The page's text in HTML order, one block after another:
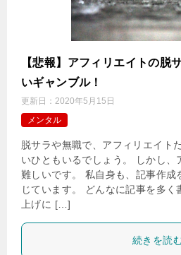
【悲報】アフィリエイトの脱
いギャンブル！
更新日： 2020年5月15日
メンタル
脱サラや無職で、アフィリエイト
いひともいるでしょう。 しかし、
難しいです。 私自身も、記事作成
じています。 どんなに記事を多く
上げに […]
続きを読